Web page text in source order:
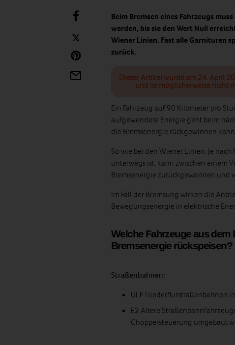
Beim Bremsen eines Fahrzeugs
werden, bis sie den Wert Null
Wiener Linien. Fast alle Garnituren
zurück.
Dieser Artikel wurde am 24. April
und ist möglicherweise nicht
Ein Fahrzeug auf 90 Kilometer pro
aufgewendete Energie geht beim
die Bremsenergie rückgewinnen
So wie bei den Wiener Linien. Je
unterwegs ist, kann zwischen einem
Bremsenergie zurückgewonnen und
Im Fall der Bremsung wirken die
Bewegungsenergie in elektrische
Welche Fahrzeuge aus
Bremsenergie rückspeisen?
Straßenbahnen:
ULF Niederflurstraßenbahnen
E2 Ältere
Choppersteuerung umgebaut